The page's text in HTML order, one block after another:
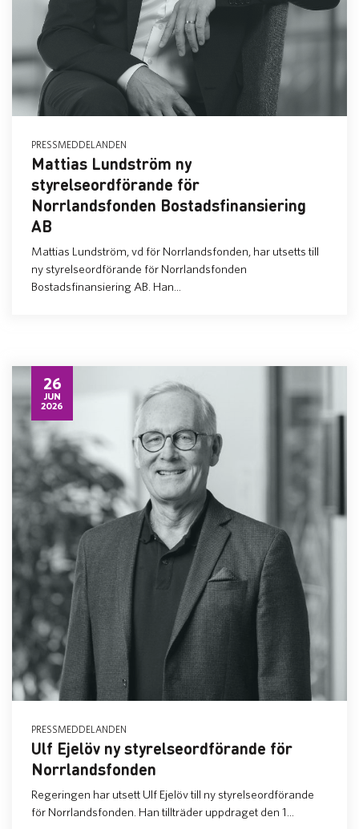
PRESSMEDDELANDEN
Mattias Lundström ny
styrelseordförande för
Norrlandsfonden Bostadsfinansiering
AB
Mattias Lundström, vd för Norrlandsfonden, har utsetts till
ny styrelseordförande för Norrlandsfonden
Bostadsfinansiering AB. Han...
26
JUN
2026
PRESSMEDDELANDEN
Ulf Ejelöv ny styrelseordförande för
Norrlandsfonden
Regeringen har utsett Ulf Ejelöv till ny styrelseordförande
för Norrlandsfonden. Han tillträder uppdraget den 1...